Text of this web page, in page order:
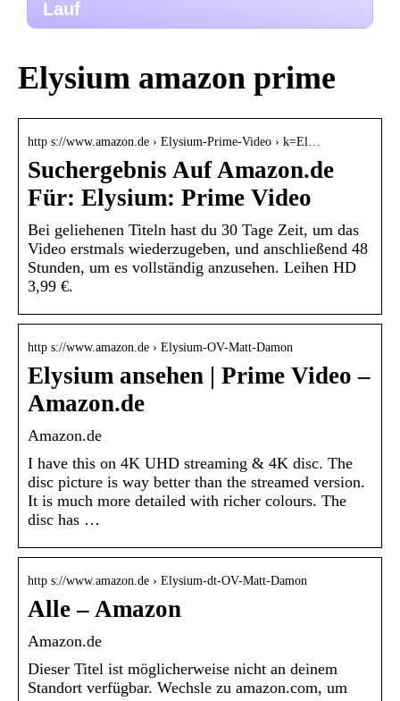
Lauf
Elysium amazon prime
http s://www.amazon.de › Elysium-Prime-Video › k=El…
Suchergebnis Auf Amazon.de
Für: Elysium: Prime Video
Bei geliehenen Titeln hast du 30 Tage Zeit, um das
Video erstmals wiederzugeben, und anschließend 48
Stunden, um es vollständig anzusehen. Leihen HD
3,99 €.
http s://www.amazon.de › Elysium-OV-Matt-Damon
Elysium ansehen | Prime Video –
Amazon.de
Amazon.de
I have this on 4K UHD streaming & 4K disc. The
disc picture is way better than the streamed version.
It is much more detailed with richer colours. The
disc has …
http s://www.amazon.de › Elysium-dt-OV-Matt-Damon
Alle – Amazon
Amazon.de
Dieser Titel ist möglicherweise nicht an deinem
Standort verfügbar. Wechsle zu amazon.com, um